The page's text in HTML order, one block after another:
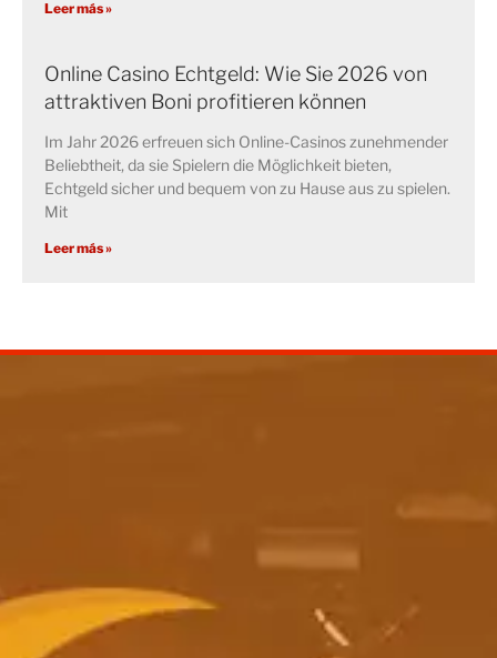
Leer más »
Online Casino Echtgeld: Wie Sie 2026 von
attraktiven Boni profitieren können
Im Jahr 2026 erfreuen sich Online-Casinos zunehmender
Beliebtheit, da sie Spielern die Möglichkeit bieten,
Echtgeld sicher und bequem von zu Hause aus zu spielen.
Mit
Leer más »